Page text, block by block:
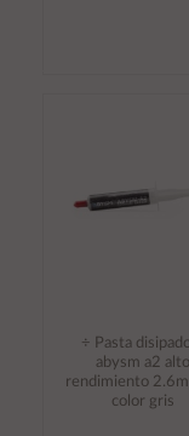
÷ Pasta
abysm a2 alto
rendimiento
color gris